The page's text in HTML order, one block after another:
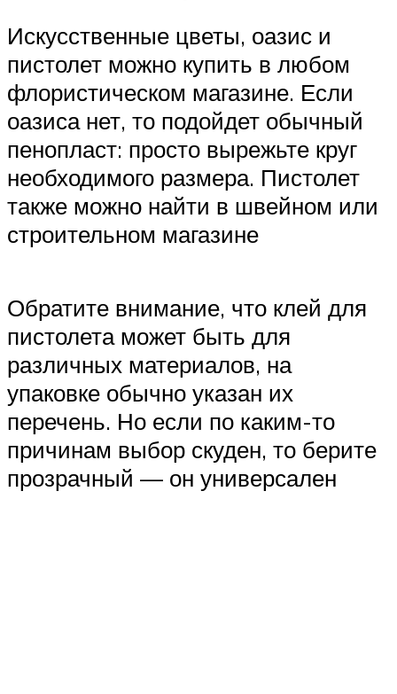
Искусственные цветы, оазис и
пистолет можно купить в любом
флористическом магазине. Если
оазиса нет, то подойдет обычный
пенопласт: просто вырежьте круг
необходимого размера. Пистолет
также можно найти в швейном или
строительном магазине
Обратите внимание, что клей для
пистолета может быть для
различных материалов, на
упаковке обычно указан их
перечень. Но если по каким-то
причинам выбор скуден, то берите
прозрачный — он универсален